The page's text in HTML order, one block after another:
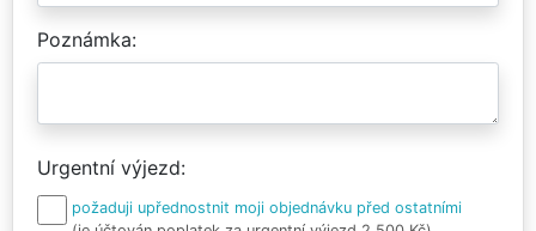
Poznámka
Urgentní výjezd
požaduji upřednostnit moji objednávku před ostatními